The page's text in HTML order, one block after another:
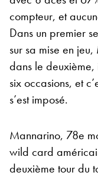
compteur, et
Dans un premier
sur sa mise en
dans le deuxième,
six occasions, et
s’est imposé.
Mannarino, 78e
wild card
deuxième tour du